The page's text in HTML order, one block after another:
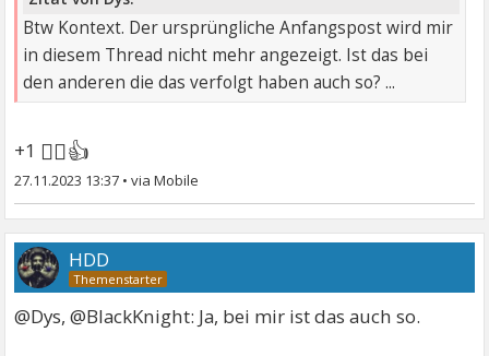
Btw Kontext. Der ursprüngliche Anfangspost wird mir
in diesem Thread nicht mehr angezeigt. Ist das bei
den anderen die das verfolgt haben auch so? ...
+1 🤷‍♂👍
27.11.2023 13:37 •
HDD
@Dys, @BlackKnight: Ja, bei mir ist das auch so.